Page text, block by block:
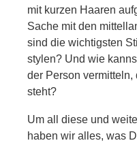
mit kurzen Haaren
Sache mit den
sind die wichtigsten
stylen? Und wie
der Person
steht?
Um all diese und
haben wir alles, was